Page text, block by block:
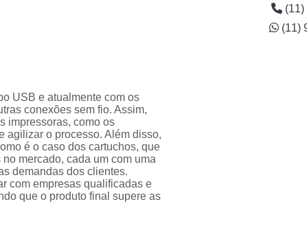
Crachá de Identificação Personalizado Santa
Crachá e Cordão Personalizado Minas
Crachá Personalizado com Cordão Pará
Crachá Personalizado Evento Santa
Crachá Personalizado para Empresa Rio
USB e atualmente com os
conexões sem fio. Assim,
impressoras, como os
agilizar o processo. Além disso,
é o caso dos cartuchos, que
mercado, cada um com uma
demandas dos clientes.
com empresas qualificadas e
que o produto final supere as
(11)